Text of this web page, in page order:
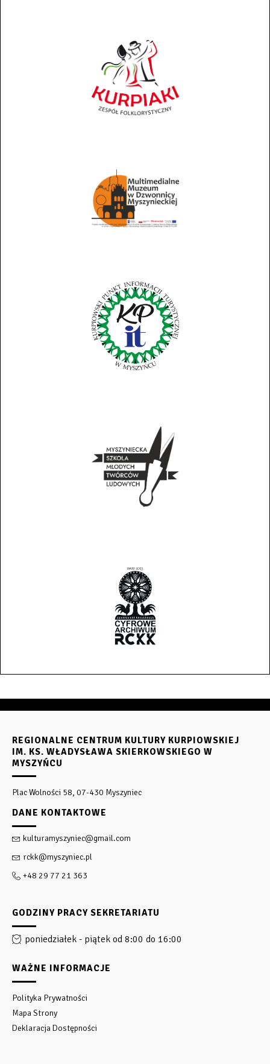
REGIONALNE CENTRUM KULTURY KURPIOWSKIEJ
IM. KS. WŁADYSŁAWA SKIERKOWSKIEGO W
MYSZYŃCU
Plac Wolności 58, 07-430 Myszyniec
DANE KONTAKTOWE
kulturamyszyniec@gmail.com
rckk@myszyniec.pl
+48 29 77 21 363
GODZINY PRACY SEKRETARIATU
poniedziałek - piątek od 8:00 do 16:00
WAŻNE INFORMACJE
Polityka Prywatności
Mapa Strony
Deklaracja Dostępności